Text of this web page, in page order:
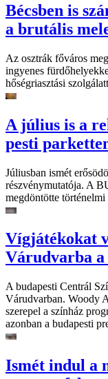
Bécsben is
a brutális
Az osztrák főváros
ingyenes
hőségriasztási
A július is a
pesti
Júliusban ismét
részvénymutatója. A
megdöntötte történelmi
Vígjátékokat
Várudvarba
A budapesti Centrál
Várudvarban. Woody
szerepel a színház
azonban a budapesti
Ismét indul a